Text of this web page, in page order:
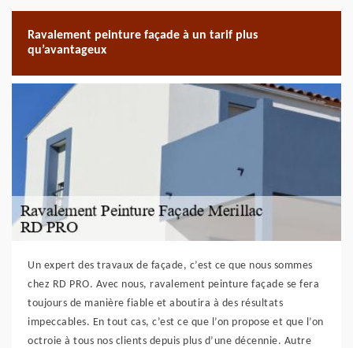
Ravalement peinture façade à un tarif plus
qu’avantageux
Un expert des travaux de façade, c’est ce que nous sommes
chez RD PRO. Avec nous, ravalement peinture façade se fera
toujours de manière fiable et aboutira à des résultats
impeccables. En tout cas, c’est ce que l’on propose et que l’on
octroie à tous nos clients depuis plus d’une décennie. Autre